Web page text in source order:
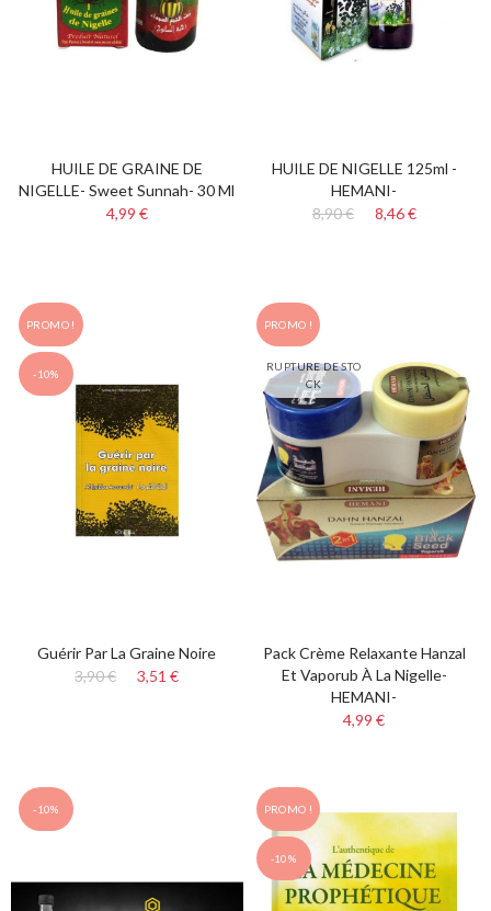
HUILE DE GRAINE DE
NIGELLE- Sweet Sunnah- 30 Ml
4,99 €
HUILE DE NIGELLE 125ml -
HEMANI-
8,90 €
8,46 €
PROMO !
-10%
Guérir Par La Graine Noire
3,90 €
3,51 €
PROMO !
RUPTURE DE STO
CK
Pack Crème Relaxante Hanzal
Et Vaporub À La Nigelle-
HEMANI-
4,99 €
-10% PROMO !
-10%